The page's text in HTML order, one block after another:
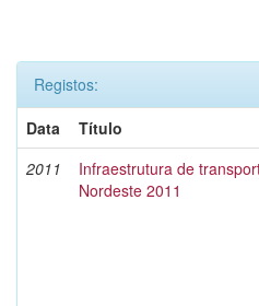
Registos:
Data
Título
2011
Infraestrutura de
Nordeste 2011